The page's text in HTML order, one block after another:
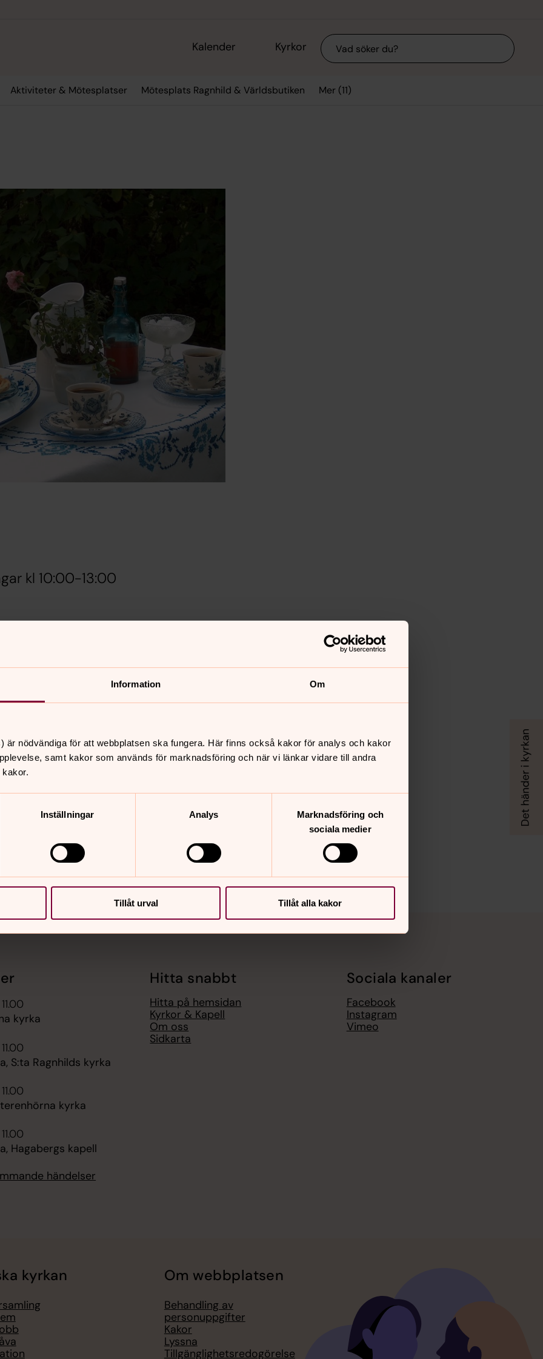
Information Om
är nödvändiga för att webbplatsen ska fungera. Här finns också kakor för analys och kakor
samt kakor som används för marknadsföring och när vi länkar vidare till andra
Inställningar Analys
Marknadsföring och
sociala medier
Tillåt urval Tillåt alla kakor
Kalender Kyrkor Sök
Aktiviteter & Mötesplatser Mötesplats Ragnhild & Världsbutiken Mer (11)
kl 10:00-13:00
Fina omgivningar med lekparker
dåligt väder ställer vi in!
en gemensam promenad för de
och Sarah Gharib, 08-550 913 94.
kyrka
S:ta Ragnhilds kyrka
kyrka
Hagabergs kapell
händelser
Hitta snabbt
Hitta på hemsidan
Kyrkor & Kapell
Om oss
Sidkarta
Sociala kanaler
Facebook
Instagram
Vimeo
kyrkan Om webbplatsen
Behandling av
personuppgifter
Kakor
Lyssna
Tillgänglighetsredogörelse